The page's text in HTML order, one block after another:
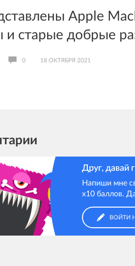
Apple
и старые добрые
0 18 ОКТЯБРЯ 2021
Друг, давай
Напиши мне
х10 баллов.
ВОЙТИ